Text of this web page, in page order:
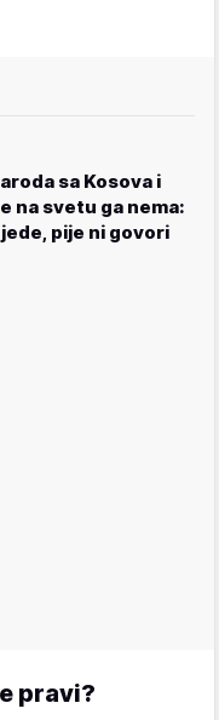
sa Kosova i
na svetu ga nema:
pije ni govori
pravi?